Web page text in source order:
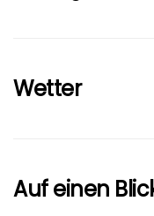
Wetter
Auf einen